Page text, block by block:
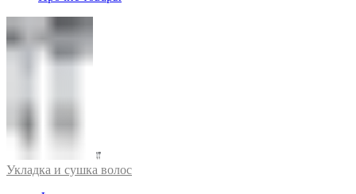
Укладка и сушка волос